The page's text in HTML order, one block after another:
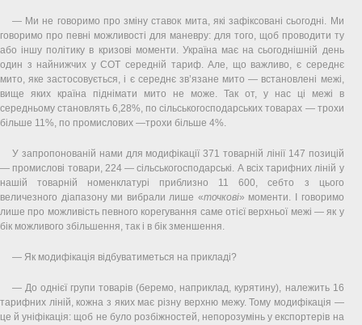
— Ми не говоримо про зміну ставок мита, які зафіксовані сьогодні. Ми
говоримо про певні можливості для маневру: для того, щоб проводити ту
або іншу політику в кризові моменти. Україна має на сьогоднішній день
один з найнижчих у СОТ середній тариф. Але, що важливо, є середнє
мито, яке застосовується, і є середнє зв’язане мито — встановлені межі,
вище яких країна піднімати мито не може. Так от, у нас ці межі в
середньому становлять 6,28%, по сільськогосподарських товарах — трохи
більше 11%, по промислових —трохи більше 4%.
У запропонованій нами для модифікації 371 товарній лінії 147 позицій
— промислові товари, 224 — сільськогосподарські. А всіх тарифних ліній у
нашій товарній номенклатурі приблизно 11 600, себто з цього
величезного діапазону ми вибрали лише «точкові» моменти. І говоримо
лише про можливість певного корегування саме отієї верхньої межі — як у
бік можливого збільшення, так і в бік зменшення.
— Як модифікація відбуватиметься на прикладі?
— До однієї групи товарів (беремо, наприклад, курятину), належить 16
тарифних ліній, кожна з яких має різну верхню межу. Тому модифікація —
це й уніфікація: щоб не було розбіжностей, непорозумінь у експортерів на